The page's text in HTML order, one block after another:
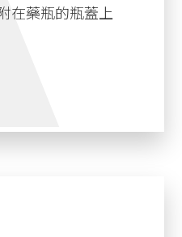
在藥瓶的瓶蓋上